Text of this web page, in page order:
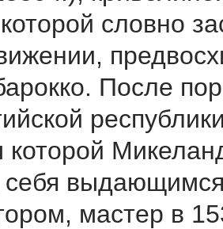
словно
После
которой
себя
мастер в